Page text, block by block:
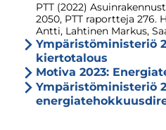
PTT (2022)
2050, PTT raportteja 276.
Antti, Lahtinen Markus,
Ympäristöministeriö
kiertotalous
Motiva 2023:
Ympäristöministeriö